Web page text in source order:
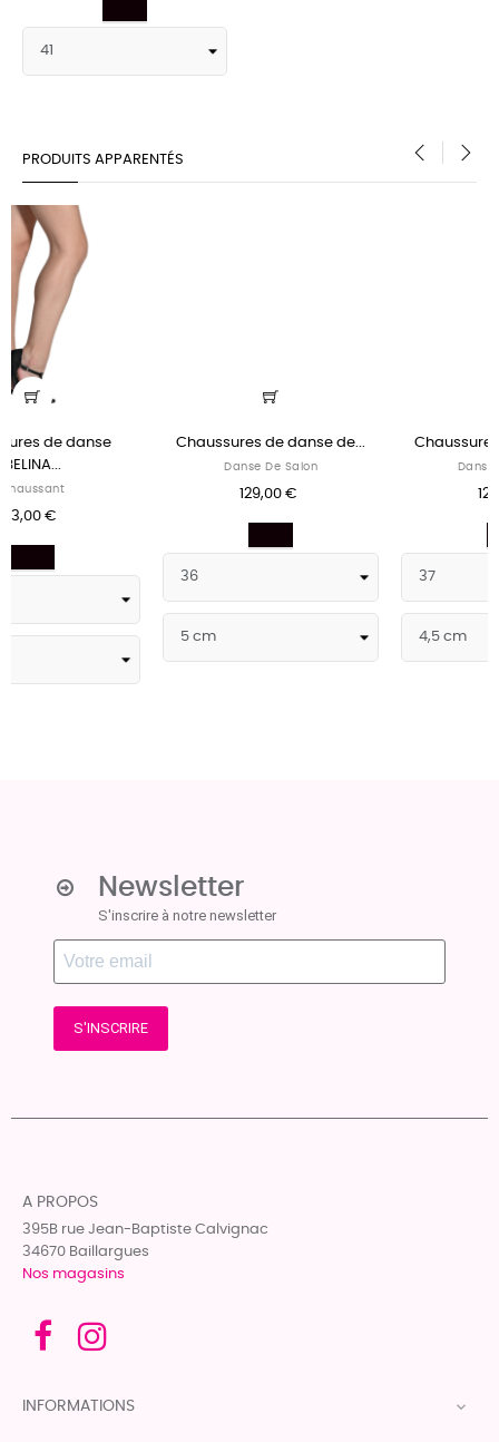
PRODUITS APPARENTÉS
Chaussures de danse de... Chaussures de danse de...
Newsletter
S'inscrire à notre newsletter
S'INSCRIRE
A PROPOS
395B rue Jean-Baptiste Calvignac
34670 Baillargues
Nos magasins
INFORMATIONS 